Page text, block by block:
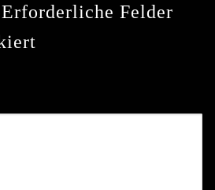
Erforderliche Felder